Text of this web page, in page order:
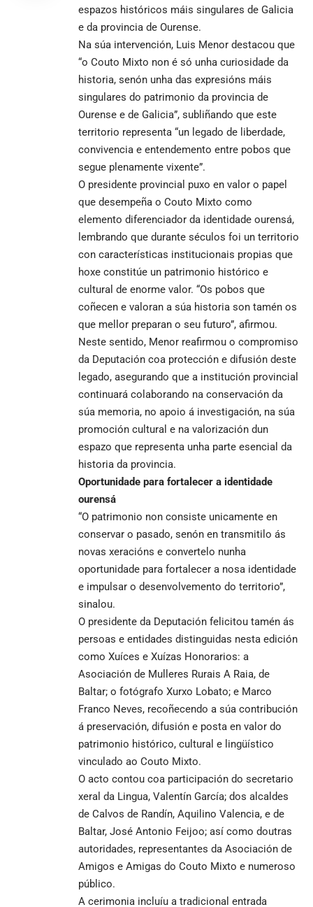
espazos históricos máis singulares de Galicia
e da provincia de Ourense.
Na súa intervención, Luis Menor destacou que
“o Couto Mixto non é só unha curiosidade da
historia, senón unha das expresións máis
singulares do patrimonio da provincia de
Ourense e de Galicia”, subliñando que este
territorio representa “un legado de liberdade,
convivencia e entendemento entre pobos que
segue plenamente vixente”.
O presidente provincial puxo en valor o papel
que desempeña o Couto Mixto como
elemento diferenciador da identidade ourensá,
lembrando que durante séculos foi un territorio
con características institucionais propias que
hoxe constitúe un patrimonio histórico e
cultural de enorme valor. “Os pobos que
coñecen e valoran a súa historia son tamén os
que mellor preparan o seu futuro”, afirmou.
Neste sentido, Menor reafirmou o compromiso
da Deputación coa protección e difusión deste
legado, asegurando que a institución provincial
continuará colaborando na conservación da
súa memoria, no apoio á investigación, na súa
promoción cultural e na valorización dun
espazo que representa unha parte esencial da
historia da provincia.
Oportunidade para fortalecer a identidade
ourensá
“O patrimonio non consiste unicamente en
conservar o pasado, senón en transmitilo ás
novas xeracións e convertelo nunha
oportunidade para fortalecer a nosa identidade
e impulsar o desenvolvemento do territorio”,
sinalou.
O presidente da Deputación felicitou tamén ás
persoas e entidades distinguidas nesta edición
como Xuíces e Xuízas Honorarios: a
Asociación de Mulleres Rurais A Raia, de
Baltar; o fotógrafo Xurxo Lobato; e Marco
Franco Neves, recoñecendo a súa contribución
á preservación, difusión e posta en valor do
patrimonio histórico, cultural e lingüístico
vinculado ao Couto Mixto.
O acto contou coa participación do secretario
xeral da Lingua, Valentín García; dos alcaldes
de Calvos de Randín, Aquilino Valencia, e de
Baltar, José Antonio Feijoo; así como doutras
autoridades, representantes da Asociación de
Amigos e Amigas do Couto Mixto e numeroso
público.
A cerimonia incluíu a tradicional entrada